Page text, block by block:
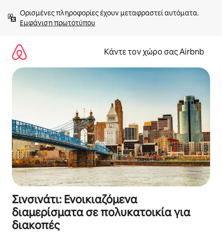
στο
περιεχόμενοΕμφάνιση πρωτοτύπου
Κάντε τον χώρο σας Airbnb
Σινσινάτι: Ενοικιαζόμενα
διαμερίσματα σε πολυκατοικία για
διακοπές